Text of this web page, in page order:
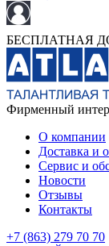
БЕСПЛАТНАЯ
Фирменный
О компании
Доставка и
Сервис и
Новости
Отзывы
Контакты
+7 (863) 279 70 70